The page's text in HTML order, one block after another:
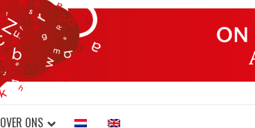
DONDERS WONDERS
OVER ONS